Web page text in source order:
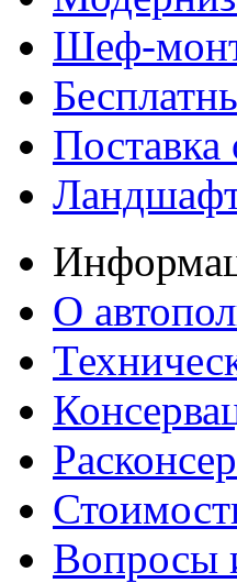
Шеф-
Поставка
О
Вопросы